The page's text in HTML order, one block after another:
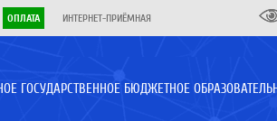
ОПЛАТА ИНТЕРНЕТ-ПРИЁМНАЯ
ГОСУДАРСТВЕННОЕ БЮДЖЕТНОЕ